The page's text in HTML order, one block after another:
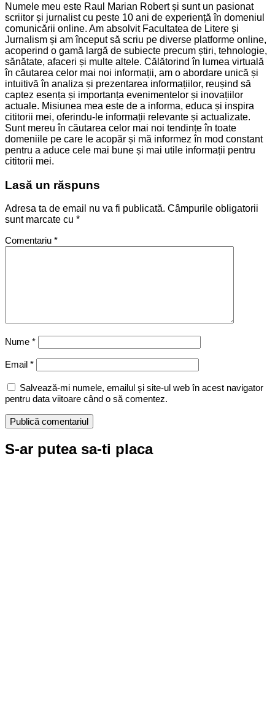
Numele meu este Raul Marian Robert și sunt un pasionat
scriitor și jurnalist cu peste 10 ani de experiență în domeniul
comunicării online. Am absolvit Facultatea de Litere și
Jurnalism și am început să scriu pe diverse platforme online,
acoperind o gamă largă de subiecte precum știri, tehnologie,
sănătate, afaceri și multe altele. Călătorind în lumea virtuală
în căutarea celor mai noi informații, am o abordare unică și
intuitivă în analiza și prezentarea informațiilor, reușind să
captez esența și importanța evenimentelor și inovațiilor
actuale. Misiunea mea este de a informa, educa și inspira
cititorii mei, oferindu-le informații relevante și actualizate.
Sunt mereu în căutarea celor mai noi tendințe în toate
domeniile pe care le acopăr și mă informez în mod constant
pentru a aduce cele mai bune și mai utile informații pentru
cititorii mei.
Lasă un răspuns
Adresa ta de email nu va fi publicată. Câmpurile obligatorii
sunt marcate cu *
Comentariu *
Nume *
Email *
Salvează-mi numele, emailul și site-ul web în acest navigator
pentru data viitoare când o să comentez.
S-ar putea sa-ti placa